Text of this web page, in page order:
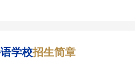
学校招生简章